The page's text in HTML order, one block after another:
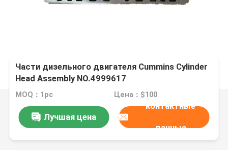
Части дизельного двигателя Cummins Cylinder
Head Assembly NO.4999617
MOQ：1pc Цена：$100
Лучшая цена
контактные
данные